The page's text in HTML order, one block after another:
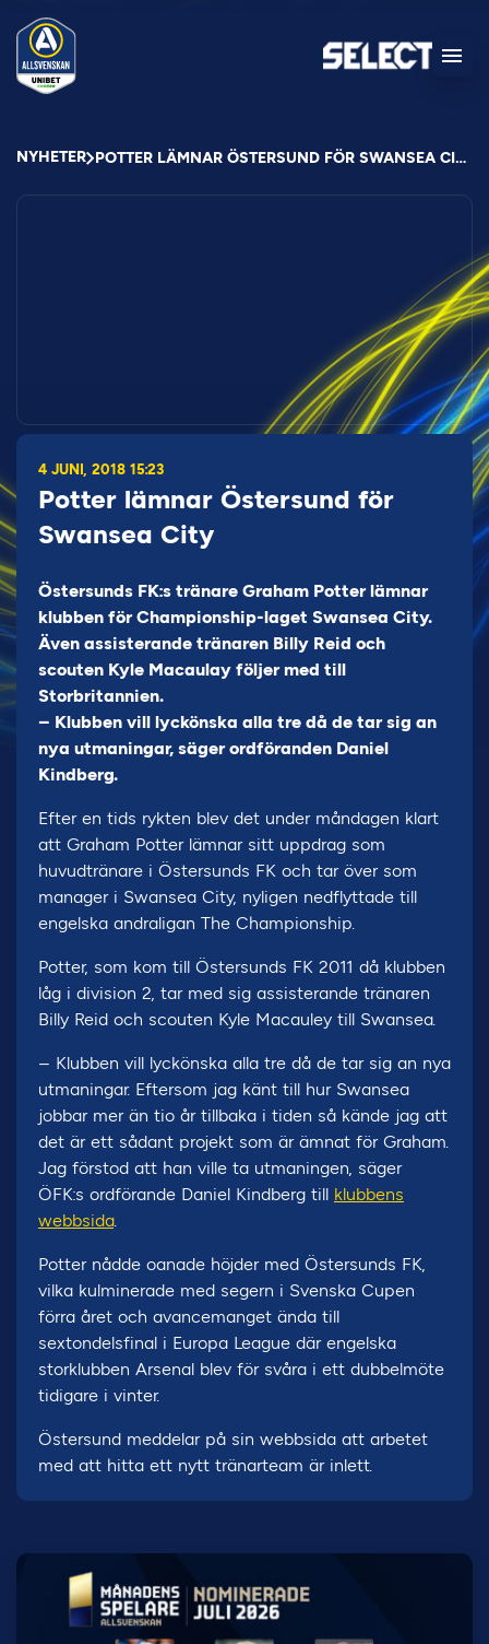
NYHETER POTTER LÄMNAR ÖSTERSUND FÖR SWANSEA CITY
4 JUNI, 2018 15:23
Potter lämnar Östersund för
Swansea City
Östersunds FK:s tränare Graham Potter lämnar
klubben för Championship-laget Swansea City.
Även assisterande tränaren Billy Reid och
scouten Kyle Macaulay följer med till
Storbritannien.
– Klubben vill lyckönska alla tre då de tar sig an
nya utmaningar, säger ordföranden Daniel
Kindberg.
Efter en tids rykten blev det under måndagen klart
att Graham Potter lämnar sitt uppdrag som
huvudtränare i Östersunds FK och tar över som
manager i Swansea City, nyligen nedflyttade till
engelska andraligan The Championship.
Potter, som kom till Östersunds FK 2011 då klubben
låg i division 2, tar med sig assisterande tränaren
Billy Reid och scouten Kyle Macauley till Swansea.
– Klubben vill lyckönska alla tre då de tar sig an nya
utmaningar. Eftersom jag känt till hur Swansea
jobbar mer än tio år tillbaka i tiden så kände jag att
det är ett sådant projekt som är ämnat för Graham.
Jag förstod att han ville ta utmaningen, säger
ÖFK:s ordförande Daniel Kindberg till klubbens
webbsida.
Potter nådde oanade höjder med Östersunds FK,
vilka kulminerade med segern i Svenska Cupen
förra året och avancemanget ända till
sextondelsfinal i Europa League där engelska
storklubben Arsenal blev för svåra i ett dubbelmöte
tidigare i vinter.
Östersund meddelar på sin webbsida att arbetet
med att hitta ett nytt tränarteam är inlett.